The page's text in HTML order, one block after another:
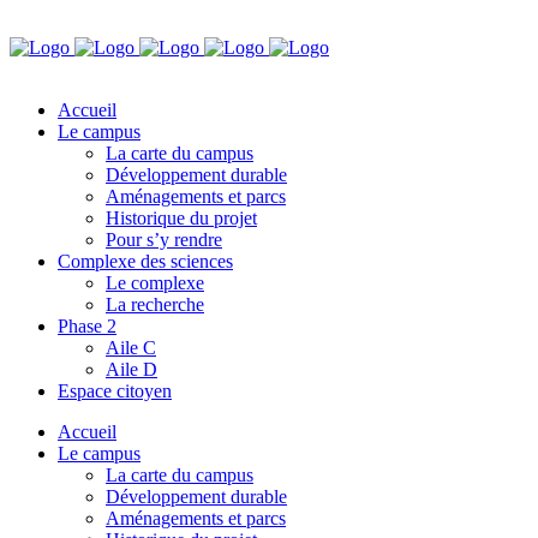
Accueil
Le campus
La carte du campus
Développement durable
Aménagements et parcs
Historique du projet
Pour s’y rendre
Complexe des sciences
Le complexe
La recherche
Phase 2
Aile C
Aile D
Espace citoyen
Accueil
Le campus
La carte du campus
Développement durable
Aménagements et parcs